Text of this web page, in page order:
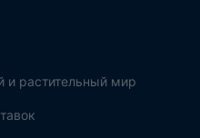
и растительный мир